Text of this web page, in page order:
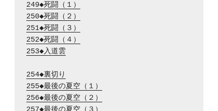
249◆死闘（１）
250◆死闘（２）
251◆死闘（３）
252◆死闘（４）
253◆入道雲
254◆裏切り
255◆最後の夏空（１）
256◆最後の夏空（２）